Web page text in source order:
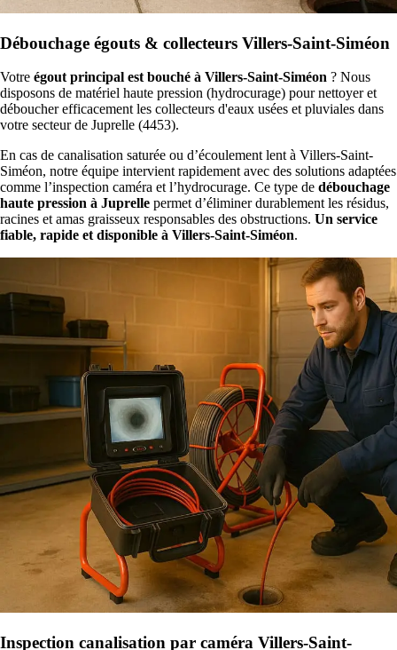
Débouchage égouts & collecteurs Villers-Saint-Siméon
Votre égout principal est bouché à Villers-Saint-Siméon ? Nous
disposons de matériel haute pression (hydrocurage) pour nettoyer et
déboucher efficacement les collecteurs d'eaux usées et pluviales dans
votre secteur de Juprelle (4453).
En cas de canalisation saturée ou d’écoulement lent à Villers-Saint-
Siméon, notre équipe intervient rapidement avec des solutions adaptées
comme l’inspection caméra et l’hydrocurage. Ce type de débouchage
haute pression à Juprelle permet d’éliminer durablement les résidus,
racines et amas graisseux responsables des obstructions. Un service
fiable, rapide et disponible à Villers-Saint-Siméon.
Inspection canalisation par caméra Villers-Saint-